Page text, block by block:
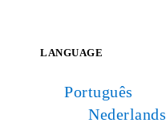
LANGUAGE
Português
Nederlands